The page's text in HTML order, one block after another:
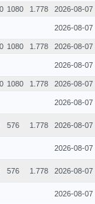
1080 1.778 2026-08-07
2026-08-07
1080 1.778 2026-08-07
2026-08-07
1080 1.778 2026-08-07
2026-08-07
576 1.778 2026-08-07
2026-08-07
576 1.778 2026-08-07
2026-08-07